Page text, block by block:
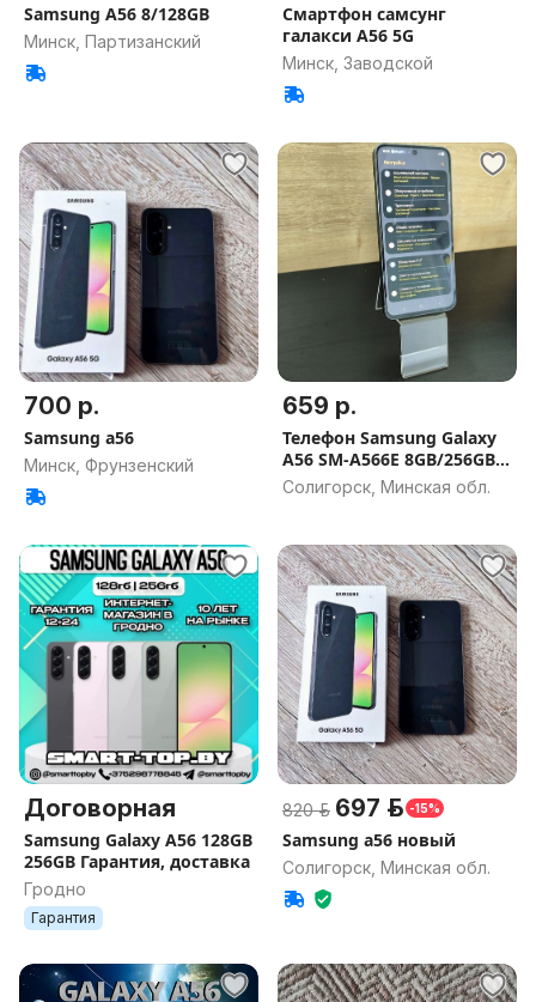
Samsung A56 8/128GB
Минск, Партизанский
Смартфон самсунг
галакси А56 5G
Минск, Заводской
700 р.
Samsung a56
Минск, Фрунзенский
659 р.
Телефон Samsung Galaxy
A56 SM-A566E 8GB/256GB
(а.120-000083)
Солигорск, Минская обл.
Договорная
Samsung Galaxy A56 128GB
256GB Гарантия, доставка
Гродно
Гарантия
820 р. 697 р. -15%
Samsung a56 новый
Солигорск, Минская обл.